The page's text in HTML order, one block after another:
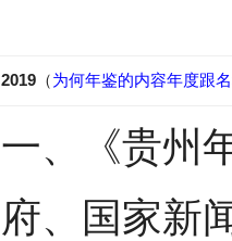
2019 （为何年鉴的内容年度跟
一、《贵州
府、国家新